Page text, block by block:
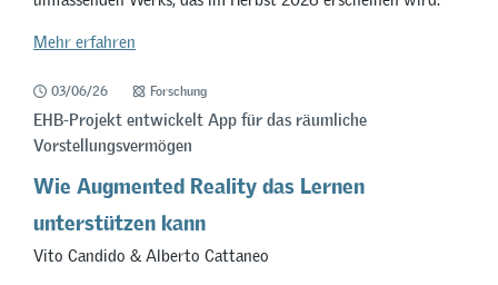
Mehr erfahren
03/06/26 Forschung
EHB-Projekt entwickelt App für das räumliche
Vorstellungsvermögen
Wie Augmented Reality das Lernen
unterstützen kann
Vito Candido & Alberto Cattaneo